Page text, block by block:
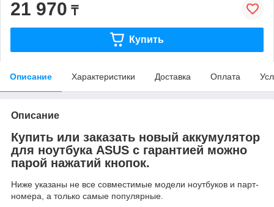
21 970 ₸
Купить
Описание Характеристики Доставка Оплата
Описание
Купить или заказать новый аккумулятор
для ноутбука ASUS с гарантией можно
парой нажатий кнопок.
Ниже указаны не все совместимые модели ноутбуков и парт-
номера, а только самые популярные.